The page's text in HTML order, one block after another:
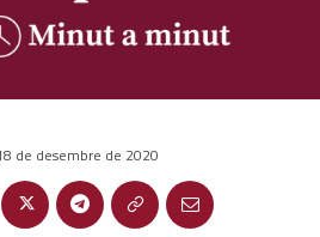
de desembre de 2020